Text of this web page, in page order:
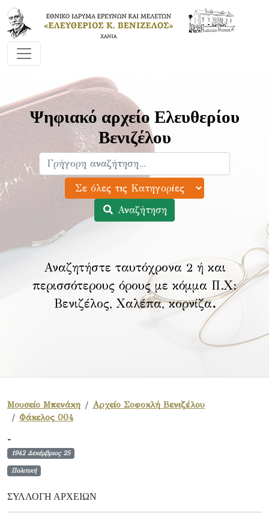
Ψηφιακό αρχείο Ελευθερίου
Βενιζέλου
Αναζήτηση
Αναζητήστε ταυτόχρονα 2 ή και
περισσότερους όρους με κόμμα Π.Χ:
Βενιζέλος, Χαλέπα, κορνίζα.
Μουσείο Μπενάκη
Αρχείο Σοφοκλή Βενιζέλου
Φάκελος 004
-
1942 Δεκέμβριος 25
Πολιτική
ΣΥΛΛΟΓΉ ΑΡΧΕΊΩΝ